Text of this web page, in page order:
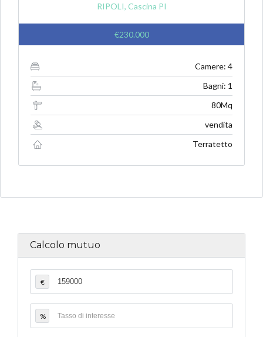
RIPOLI, Cascina PI
€230.000
Camere: 4
Bagni: 1
80Mq
vendita
Terratetto
Calcolo mutuo
€
%